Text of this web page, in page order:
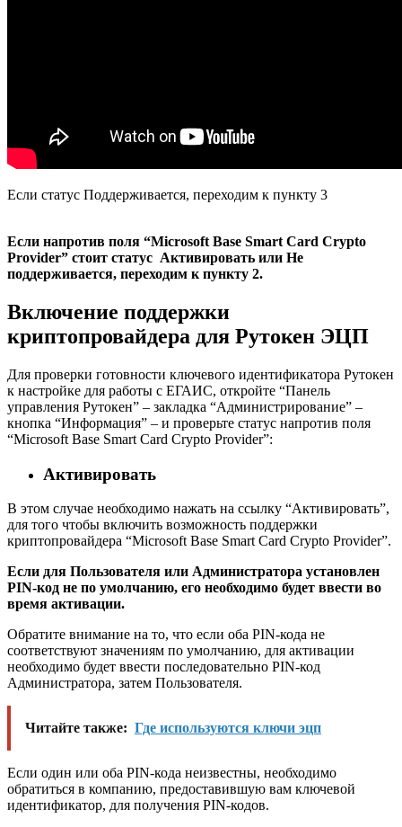
Если статус Поддерживается, переходим к пункту 3
Если напротив поля “Microsoft Base Smart Card Crypto
Provider” стоит статус Активировать или Не
поддерживается, переходим к пункту 2.
Включение поддержки
криптопровайдера для Рутокен ЭЦП
Для проверки готовности ключевого идентификатора Рутокен
к настройке для работы с ЕГАИС, откройте “Панель
управления Рутокен” – закладка “Администрирование” –
кнопка “Информация” – и проверьте статус напротив поля
“Microsoft Base Smart Card Crypto Provider”:
Активировать
В этом случае необходимо нажать на ссылку “Активировать”,
для того чтобы включить возможность поддержки
криптопровайдера “Microsoft Base Smart Card Crypto Provider”.
Если для Пользователя или Администратора установлен
PIN-код не по умолчанию, его необходимо будет ввести во
время активации.
Обратите внимание на то, что если оба PIN-кода не
соответствуют значениям по умолчанию, для активации
необходимо будет ввести последовательно PIN-код
Администратора, затем Пользователя.
Читайте также: Где используются ключи эцп
Если один или оба PIN-кода неизвестны, необходимо
обратиться в компанию, предоставившую вам ключевой
идентификатор, для получения PIN-кодов.